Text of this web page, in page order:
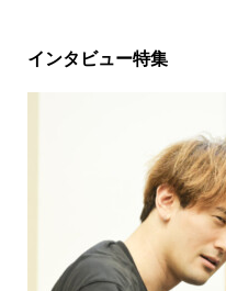
インタビュー特集